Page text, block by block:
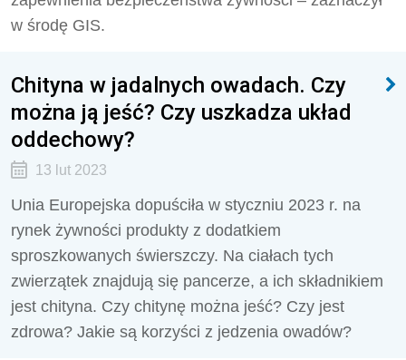
w środę GIS.
Chityna w jadalnych owadach. Czy
można ją jeść? Czy uszkadza układ
oddechowy?
13 lut 2023
Unia Europejska dopuściła w styczniu 2023 r. na
rynek żywności produkty z dodatkiem
sproszkowanych świerszczy. Na ciałach tych
zwierzątek znajdują się pancerze, a ich składnikiem
jest chityna. Czy chitynę można jeść? Czy jest
zdrowa? Jakie są korzyści z jedzenia owadów?